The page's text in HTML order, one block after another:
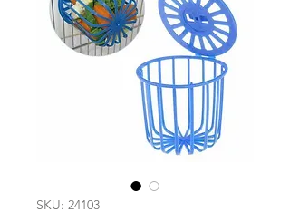
SKU: 24103